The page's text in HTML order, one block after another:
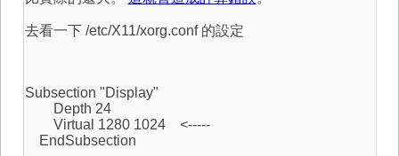
去看一下 /etc/X11/xorg.conf 的設定
Subsection "Display"
Depth 24
Virtual 1280 1024 <-----
EndSubsection